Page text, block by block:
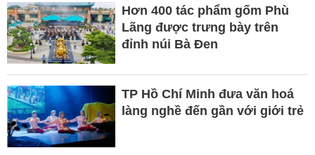
Hơn 400 tác phẩm gốm Phù
Lãng được trưng bày trên
đỉnh núi Bà Đen
TP Hồ Chí Minh đưa văn hoá
làng nghề đến gần với giới trẻ